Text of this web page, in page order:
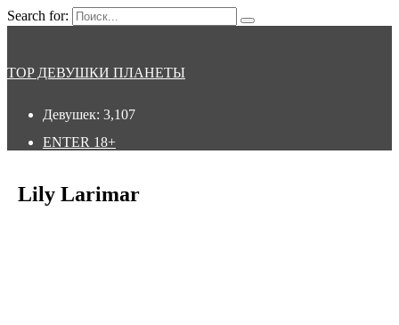
Search for:
TOP ДЕВУШКИ ПЛАНЕТЫ
Девушек: 3,107
ENTER 18+
Lily Larimar